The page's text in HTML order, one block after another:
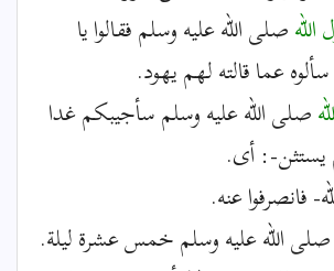
صلى الله عليه وسلم فقالوا يا
عما قالته لهم يهود.
صلى الله عليه وسلم سأجيبكم غدا
يستثن-: أى.
فانصرفوا عنه.
صلى الله عليه وسلم خمس عشرة ليلة.